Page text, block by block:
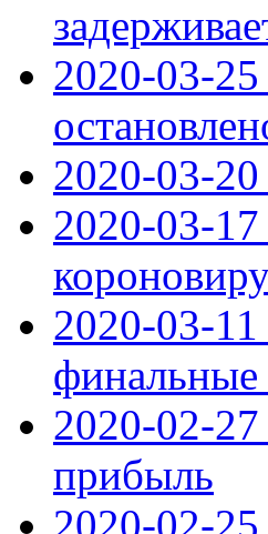
2020-03-
2020-03-
2020-03-17
2020-03-
финальные
2020-02-
прибыль